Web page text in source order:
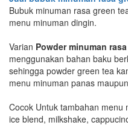
Bubuk minuman rasa green
menu minuman dingin.
Varian Powder minuman
menggunakan bahan baku
sehingga powder green tea
menu minuman panas
Cocok Untuk tambahan menu
ice blend, milkshake,